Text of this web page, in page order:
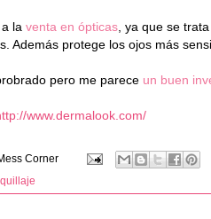
la venta en ópticas , ya que se
Además protege los ojos más
pero me parece un buen
www.dermalook.com/
Corner